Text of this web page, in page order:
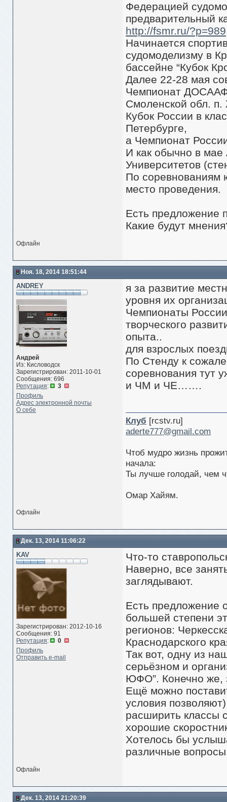
Федерацией
предварительный
http://fsmr.ru/?p=989
Начинается
судомоделизму в
бассейне “Кубок
Далее 22-28 мая
Чемпионат ДОСААФ
Смоленской обл. п.
Кубок России в
Петербурге,
а Чемпионат
И как обычно в мае
Университетов
По соревнованиям
место проведения.
Есть предложение
Какие будут
Офлайн
Ноя. 18, 2014 18:51:44
ANDREY
Андрей
Из: Кисловодск
Зарегистрирован: 2011-10-01
Сообщения: 696
Репутация:
3
Профиль
Адрес электронной почты
О себе
я за развитие
уровня их
Чемпионаты
творческого
опыта..
для взрослых
По Стенду к
соревнования тут
и ЧМ и ЧЕ…….
Клуб [rcstv.ru]
aderte777@gmail.com
Чтоб мудро жизнь
начала:
Ты лучше голодай, чем
Омар Хайям.
Офлайн
Дек. 13, 2014 11:06:22
KAV
Зарегистрирован: 2012-10-16
Сообщения: 91
Репутация:
0
Профиль
Отправить e-mail
Что-то
Наверно, все
заглядывают.
Есть предложение
большей степени
регионов:
Краснодарского
Так вот, одну из
серьёзном и
ЮФО”. Конечно же,
Ещё можно
условия
расширить классы
хорошие
Хотелось бы
различные
Офлайн
Дек. 13, 2014 21:20:39